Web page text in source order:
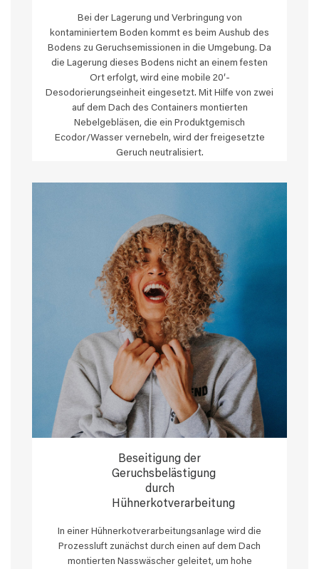
Bei der Lagerung und Verbringung von
kontaminiertem Boden kommt es beim Aushub des
Bodens zu Geruchsemissionen in die Umgebung. Da
die Lagerung dieses Bodens nicht an einem festen
Ort erfolgt, wird eine mobile 20′-
Desodorierungseinheit eingesetzt. Mit Hilfe von zwei
auf dem Dach des Containers montierten
Nebelgebläsen, die ein Produktgemisch
Ecodor/Wasser vernebeln, wird der freigesetzte
Geruch neutralisiert.
Beseitigung der
Geruchsbelästigung
durch
Hühnerkotverarbeitung
In einer Hühnerkotverarbeitungsanlage wird die
Prozessluft zunächst durch einen auf dem Dach
montierten Nasswäscher geleitet, um hohe